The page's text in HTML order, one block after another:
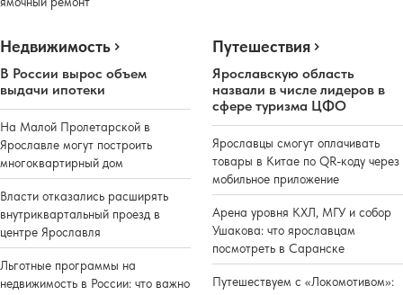
Недвижимость
В России вырос объем
выдачи ипотеки
На Малой Пролетарской в
Ярославле могут построить
многоквартирный дом
Власти отказались расширять
внутриквартальный проезд в
центре Ярославля
Льготные программы на
недвижимость в России: что важно
Путешествия
Ярославскую область
назвали в числе лидеров в
сфере туризма ЦФО
Ярославцы смогут оплачивать
товары в Китае по QR-коду через
мобильное приложение
Арена уровня КХЛ, МГУ и собор
Ушакова: что ярославцам
посмотреть в Саранске
Путешествуем с «Локомотивом»: